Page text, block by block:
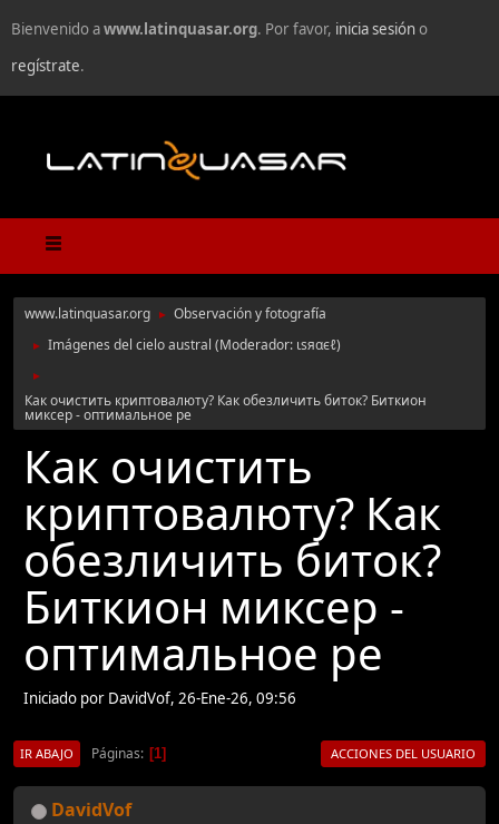
Bienvenido awww.latinquasar.org. Por favor, inicia sesióno
regístrate.
www.latinquasar.org ► Observación y fotografía
► Imágenes del cielo austral (Moderador: ιѕяαєℓ)
►
Как очистить криптовалюту? Как обезличить биток? Биткион
миксер - оптимальное ре
Как очистить
криптовалюту? Как
обезличить биток?
Биткион миксер -
оптимальное ре
Iniciado por DavidVof, 26-Ene-26, 09:56
IR ABAJO Páginas 1 ACCIONES DEL USUARIO
DavidVof